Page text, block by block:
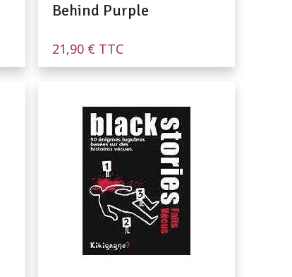
Behind Purple
21,90 € TTC